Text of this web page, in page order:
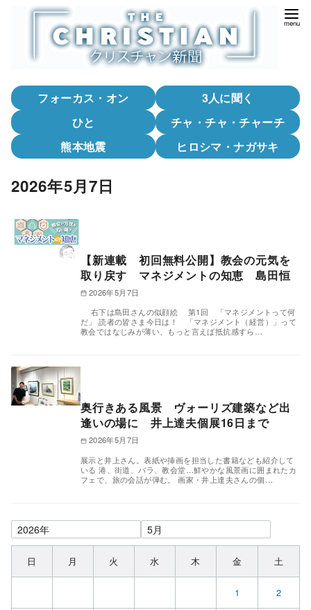
フォーカス・オン
3人に聞く
ひと
チャ・チャ・チャーチ
熊本地震
ヒロシマ・ナガサキ
2026年5月7日
【新連載 初回無料公開】教会の元気を
取り戻す マネジメントの知恵 島田恒
2026年5月7日
右下は島田さんの似顔絵 第1回 「マネジメントって何
だ」 読者の皆さま今日は！ 「マネジメント（経営）」って
教会ではなじみが薄い、もっと言えば抵抗感すら…
奥行きある風景 ヴォーリズ建築など出
逢いの場に 井上達夫個展16日まで
2026年5月7日
展示と井上さん。表紙や挿画を担当した書籍なども紹介して
いる 港、街道、バラ、教会堂…鮮やかな風景画に囲まれたカ
フェで、旅の会話が弾む。 画家・井上達夫さんの個…
日 月 火 水 木 金 土
1 2